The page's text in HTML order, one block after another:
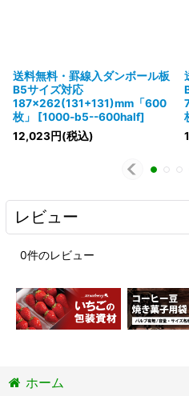
送料無料・罫線入ダンボール板
B5サイズ対応
187×262(131+131)mm「600
枚」
[1000-b5--600half]
12,023円(税込)
レビュー
0件のレビュー
ホーム